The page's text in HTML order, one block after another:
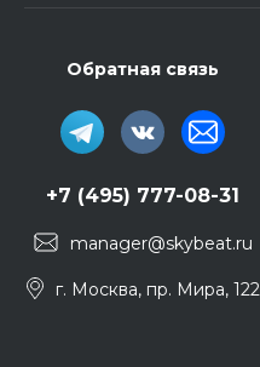
Обратная связь
+7 (495) 777-08-31
manager@skybeat.ru
г. Москва, пр. Мира, 122